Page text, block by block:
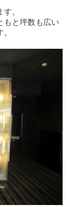
。
もと坪数も広い